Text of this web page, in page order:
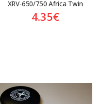
XRV-650/750 Africa Twin
4.35€